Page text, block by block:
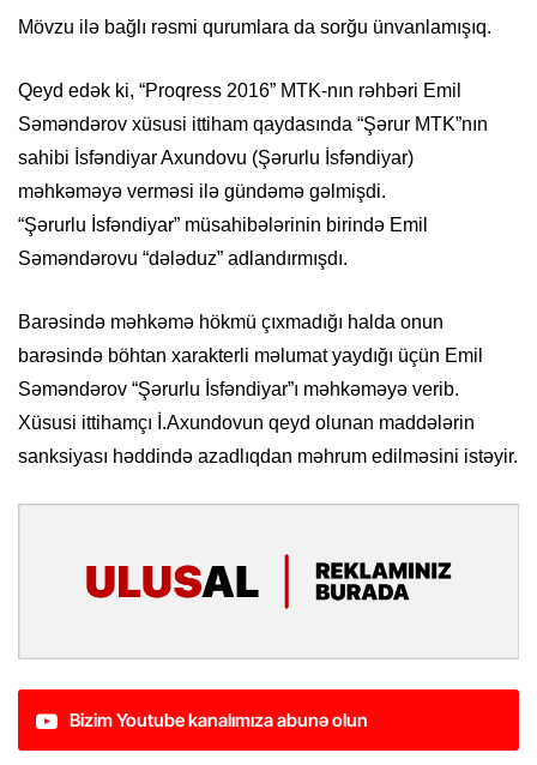
Mövzu ilə bağlı rəsmi qurumlara da sorğu ünvanlamışıq.
Qeyd edək ki, “Proqress 2016” MTK-nın rəhbəri Emil
Səməndərov xüsusi ittiham qaydasında “Şərur MTK”nın
sahibi İsfəndiyar Axundovu (Şərurlu İsfəndiyar)
məhkəməyə verməsi ilə gündəmə gəlmişdi.
“Şərurlu İsfəndiyar” müsahibələrinin birində Emil
Səməndərovu “dələduz” adlandırmışdı.
Barəsində məhkəmə hökmü çıxmadığı halda onun
barəsində böhtan xarakterli məlumat yaydığı üçün Emil
Səməndərov “Şərurlu İsfəndiyar”ı məhkəməyə verib.
Xüsusi ittihamçı İ.Axundovun qeyd olunan maddələrin
sanksiyası həddində azadlıqdan məhrum edilməsini istəyir.
Bizim Youtube kanalımıza abunə olun